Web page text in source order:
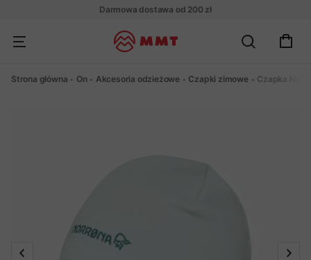
Darmowa dostawa od 200 zł
Strona główna On Akcesoria odzieżowe Czapki zimowe Czapka